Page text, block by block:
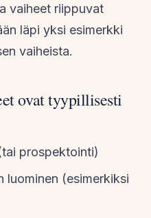
vaiheet riippuvat
läpi yksi esimerkki
vaiheista.
ovat tyypillisesti
prospektointi)
luominen (esimerkiksi